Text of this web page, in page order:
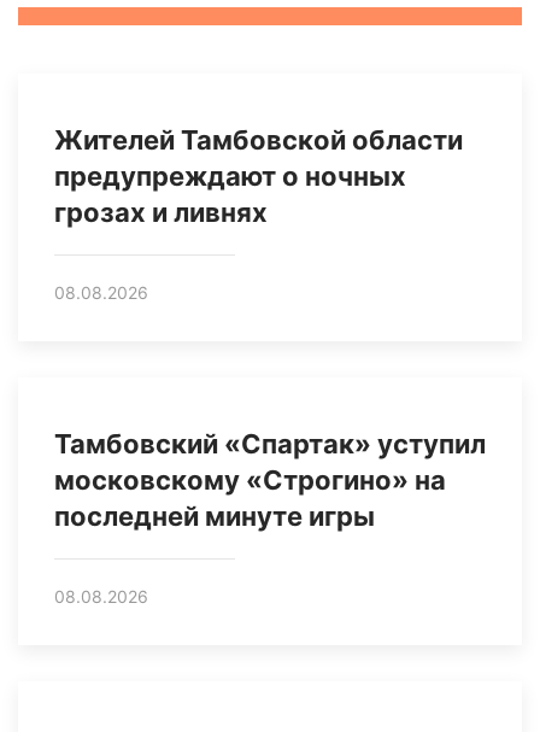
Жителей Тамбовской области
предупреждают о ночных
грозах и ливнях
08.08.2026
Тамбовский «Спартак» уступил
московскому «Строгино» на
последней минуте игры
08.08.2026